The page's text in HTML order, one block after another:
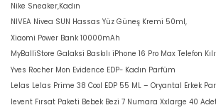
Nike Sneaker,Kadın
NIVEA Nivea SUN Hassas Yüz Güneş Kremi 50ml,
Xiaomi Power Bank 10000mAh
MyBalliStore Galaksi Baskılı iPhone 16 Pro Max Telefon
Yves Rocher Mon Evidence EDP- Kadın Parfüm
Lelas Lelas Prime 38 Cool EDP 55 ML – Oryantal Erkek
levent Fırsat Paketi Bebek Bezi 7 Numara Xxlarge 40